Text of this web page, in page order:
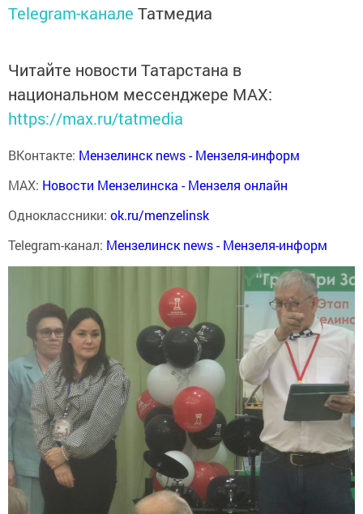
Telegram-канале Татмедиа
Читайте новости Татарстана в
национальном мессенджере MАХ:
https://max.ru/tatmedia
ВКонтакте: Мензелинск news - Мензеля-информ
MAX: Новости Мензелинска - Мензеля онлайн
Одноклассники: ok.ru/menzelinsk
Telegram-канал: Мензелинск news - Мензеля-информ